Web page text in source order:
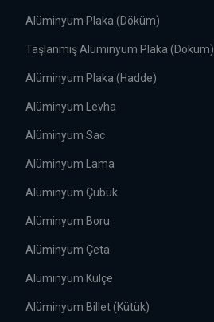
Alüminyum Plaka (Döküm)
Taşlanmış Alüminyum Plaka (Döküm)
Alüminyum Plaka (Hadde)
Alüminyum Levha
Alüminyum Sac
Alüminyum Lama
Alüminyum Çubuk
Alüminyum Boru
Alüminyum Çeta
Alüminyum Külçe
Alüminyum Billet (Kütük)